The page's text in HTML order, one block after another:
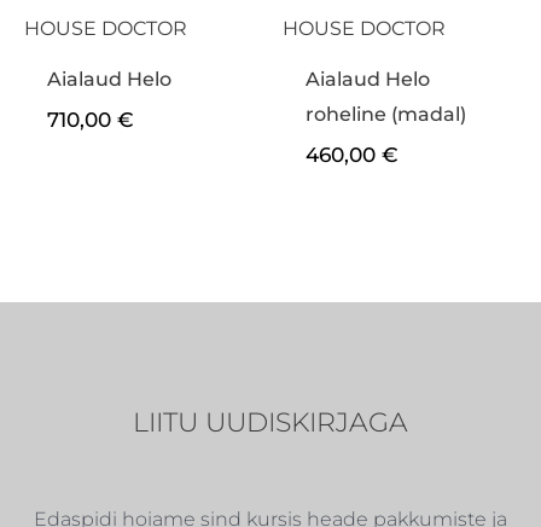
HOUSE DOCTOR
Aialaud Helo
710,00€
HOUSE DOCTOR
Aialaud Helo
roheline (madal)
460,00€
LIITU UUDISKIRJAGA
Edaspidi hoiame sind kursis heade pakkumiste ja